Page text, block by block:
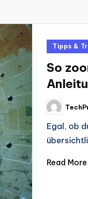
Posted
Tipps &
So
Posted
by
Egal, ob
Read More